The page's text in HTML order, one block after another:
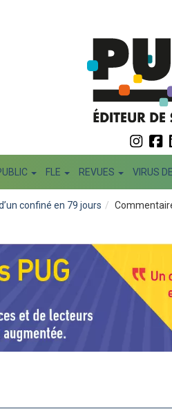
FLE REVUES VIRUS
confiné en 79 jours